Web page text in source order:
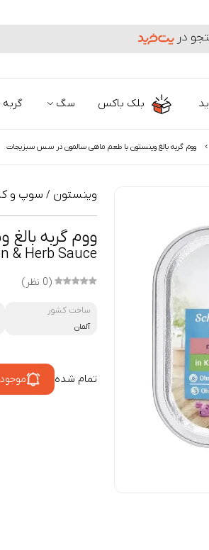
محصولات و برندها
بلک باکس سگ گربه
ووم گربه بالغ وینستون با طعم ماهی سالمون در سس سبزیجات
وینستون / سوپ و
ووم گربه
& Herb Sauce
(0 نظر)
ساخت کشور
آلمان
تمام شده